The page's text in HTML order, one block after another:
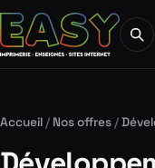
Accueil / Nos offres /